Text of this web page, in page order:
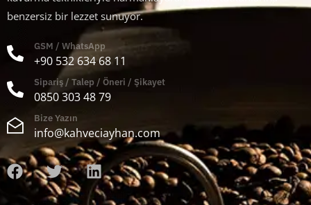
benzersiz bir lezzet sunuyor.
GSM / WhatsApp
+90 532 634 68 11
Sipariş / Talep / Öneri / Şikayet
0850 303 48 79
Bize Yazın
info@kahveciayhan.com